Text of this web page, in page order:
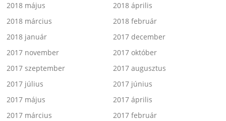
2018 május
2018 április
2018 március
2018 február
2018 január
2017 december
2017 november
2017 október
2017 szeptember
2017 augusztus
2017 július
2017 június
2017 május
2017 április
2017 március
2017 február